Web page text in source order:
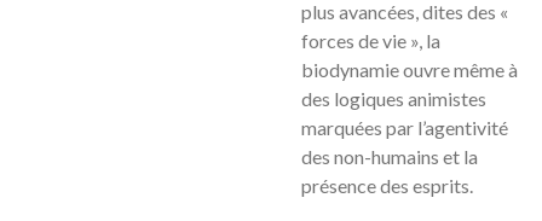
plus avancées, dites des «
forces de vie », la
biodynamie ouvre même à
des logiques animistes
marquées par l’agentivité
des non-humains et la
présence des esprits.